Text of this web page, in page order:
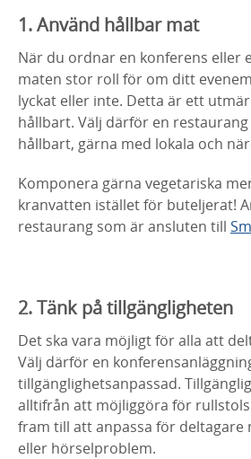
1. Använd hållbar mat
När du ordnar en konferens eller
maten stor roll för om ditt
lyckat eller inte. Detta är ett
hållbart. Välj därför en
hållbart, gärna med lokala och
Komponera gärna vegetariska
kranvatten istället för buteljerat!
restaurang som är ansluten till
2. Tänk på tillgängligheten
Det ska vara möjligt för alla att
Välj därför en
tillgänglighetsanpassad.
alltifrån att möjliggöra för
fram till att anpassa för deltagare
eller hörselproblem.